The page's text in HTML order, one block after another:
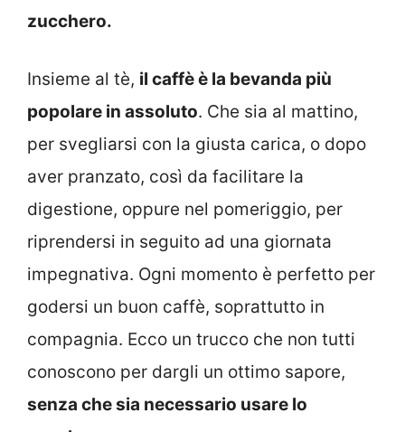
zucchero.
Insieme al tè, il caffè è la bevanda più
popolare in assoluto. Che sia al mattino,
per svegliarsi con la giusta carica, o dopo
aver pranzato, così da facilitare la
digestione, oppure nel pomeriggio, per
riprendersi in seguito ad una giornata
impegnativa. Ogni momento è perfetto per
godersi un buon caffè, soprattutto in
compagnia. Ecco un trucco che non tutti
conoscono per dargli un ottimo sapore,
senza che sia necessario usare lo